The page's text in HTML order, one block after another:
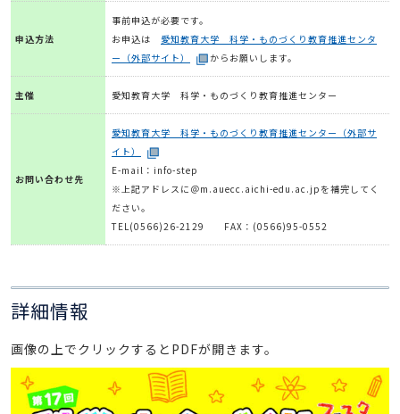
申込方法
事前申込が必要です。
お申込は 愛知教育大学 科学・ものづくり教育推進センタ
ー（外部サイト）
からお願いします。
主催 愛知教育大学 科学・ものづくり教育推進センター
お問い合わせ先
愛知教育大学 科学・ものづくり教育推進センター（外部サ
イト）
E-mail：info-step
※上記アドレスに＠m.auecc.aichi-edu.ac.jpを補完してく
ださい。
TEL(0566)26-2129 FAX：(0566)95-0552
詳細情報
画像の上でクリックするとPDFが開きます。